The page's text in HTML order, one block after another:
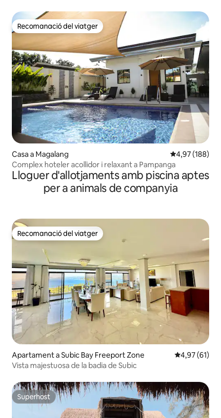
Recomanació del viatger
Recomanació del viatger
Casa a Magalang 4,97 de
4,97 (188)
Complex hoteler acollidor i relaxant a Pampanga
Lloguer d'allotjaments amb piscina aptes
per a animals de companyia
Recomanació del viatger
Recomanació del viatger
Apartament a Subic Bay Freeport Zone 4,97 de
4,97 (61)
Vista majestuosa de la badia de Subic
Superhost
Superhost